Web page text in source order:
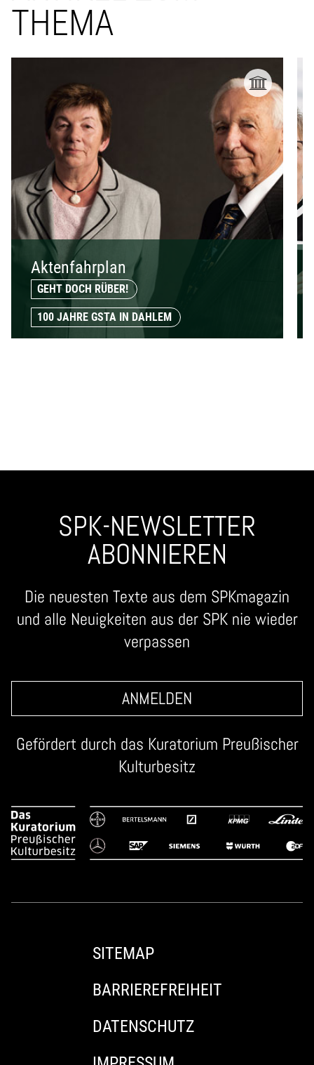
THEMA
Aktenfahrplan
GEHT DOCH RÜBER!
100 JAHRE GSTA IN DAHLEM
SPK-NEWSLETTER
ABONNIEREN
Die neuesten Texte aus dem SPKmagazin
und alle Neuigkeiten aus der SPK nie wieder
verpassen
ANMELDEN
Gefördert durch das Kuratorium Preußischer
Kulturbesitz
SITEMAP
BARRIEREFREIHEIT
DATENSCHUTZ